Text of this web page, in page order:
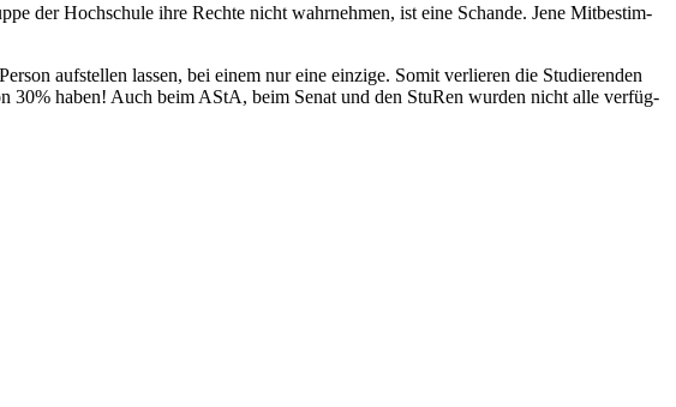
der Hoch­schule ihre Rechte nicht wahr­nehmen, ist eine Schande. Jene Mit­be­stim­
auf­stellen lassen, bei einem nur eine einzige. Somit ver­lieren die Stu­die­renden
30% haben! Auch beim AStA, beim Senat und den StuRen wurden nicht alle ver­füg­